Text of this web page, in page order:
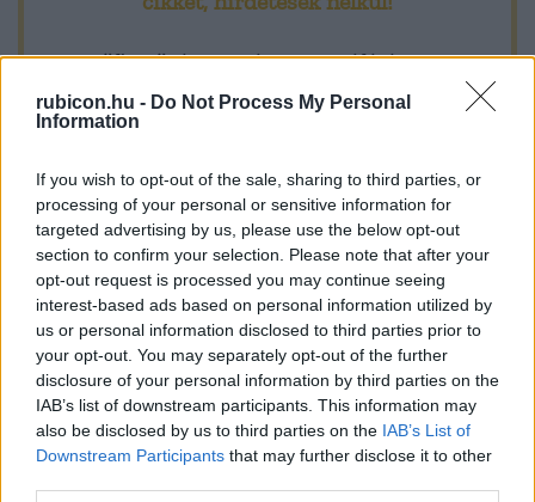
rubicon.hu - Do Not Process My Personal
Information
If you wish to opt-out of the sale, sharing to third parties, or
processing of your personal or sensitive information for
targeted advertising by us, please use the below opt-out
section to confirm your selection. Please note that after your
opt-out request is processed you may continue seeing
interest-based ads based on personal information utilized by
us or personal information disclosed to third parties prior to
your opt-out. You may separately opt-out of the further
disclosure of your personal information by third parties on the
IAB’s list of downstream participants. This information may
also be disclosed by us to third parties on the IAB’s List of
Downstream Participants that may further disclose it to other
háborúnak még a Brit-szigetek esetleges elfoglalásával sem
Előfizetőként korlátlan hozzáférést kap
minden történelmi tartalmunkhoz:
A legújabb Rubicon-lapszámok
Több mint 370 korábbi lapszámunk
tartalma
Rubicon Online rovatok cikkei
Hirdetésmentes olvasó felület
Kedvenc cikkek elmentése, könyvjelzők
Az első hónap csak 200 Ft-ba kerül. Próbálja
ki!